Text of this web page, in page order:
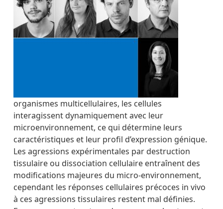
organismes multicellulaires, les cellules
interagissent dynamiquement avec leur
microenvironnement, ce qui détermine leurs
caractéristiques et leur profil d’expression génique.
Les agressions expérimentales par destruction
tissulaire ou dissociation cellulaire entraînent des
modifications majeures du micro-environnement,
cependant les réponses cellulaires précoces in vivo
à ces agressions tissulaires restent mal définies.